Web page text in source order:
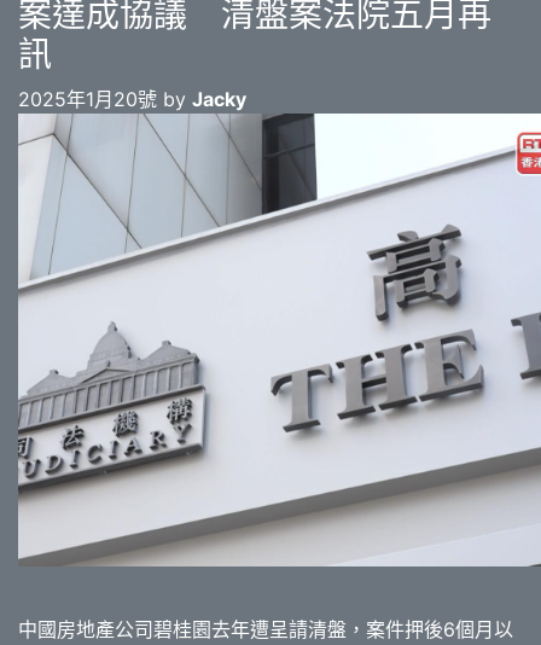
案達成協議 清盤案法院五月再
訊
2025年1月20號 by Jacky
中國房地產公司碧桂園去年遭呈請清盤，案件押後6個月以